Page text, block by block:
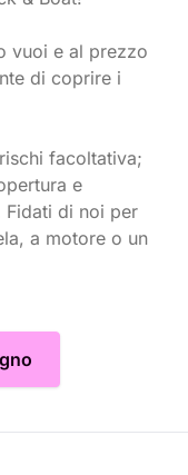
vuoi e al prezzo
di coprire i
facoltativa;
e
Fidati di noi per
a motore o un